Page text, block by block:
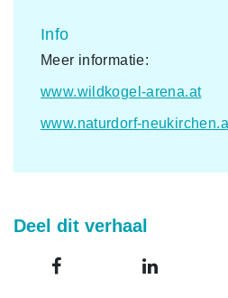
Info
Meer informatie:
www.wildkogel-arena.at
www.naturdorf-
Deel dit verhaal